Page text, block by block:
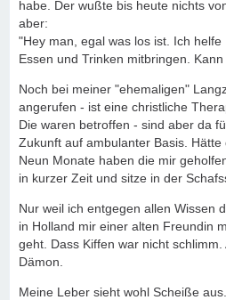
habe. Der wußte bis heute nichts
aber:
"Hey man, egal was los ist. Ich helfe
Essen und Trinken mitbringen.
Noch bei meiner "ehemaligen"
angerufen - ist eine christliche
Die waren betroffen - sind aber da
Zukunft auf ambulanter Basis. Hätte
Neun Monate haben die mir
in kurzer Zeit und sitze in der
Nur weil ich entgegen allen Wissen
in Holland mir einer alten Freundin
geht. Dass Kiffen war nicht
Dämon.
Meine Leber sieht wohl Scheiße